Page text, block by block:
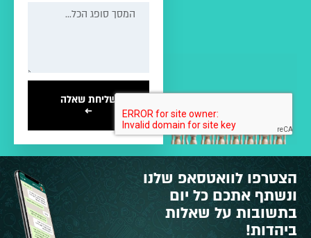
שליחת שאלה
←
הצטרפו לוואטסאפ שלנו
ונשתף אתכם כל יום
בתשובות על שאלות
ביהדות!